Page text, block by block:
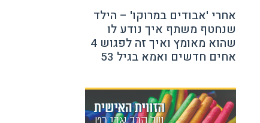
אחרי 'אבודים במרוקו' – הילד
שנחטף משתף איך נודע לו
שהוא מאומץ ואיך זה לפגוש 4
אחים חדשים ואמא בגיל 53